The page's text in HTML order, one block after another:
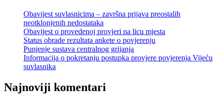
Obavijest suvlasnicima – završna prijava preostalih
neotklonjenih nedostataka
Obavijest o provedenoj provjeri na licu mjesta
Status obrade rezultata ankete o povjerenju
Punjenje sustava centralnog grijanja
Informacija o pokretanju postupka provjere povjerenja Vijeću
suvlasnika
Najnoviji komentari